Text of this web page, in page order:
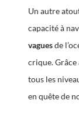
Un autre
capacité à
vaguesde
crique. Grâce
tous les
en quête de